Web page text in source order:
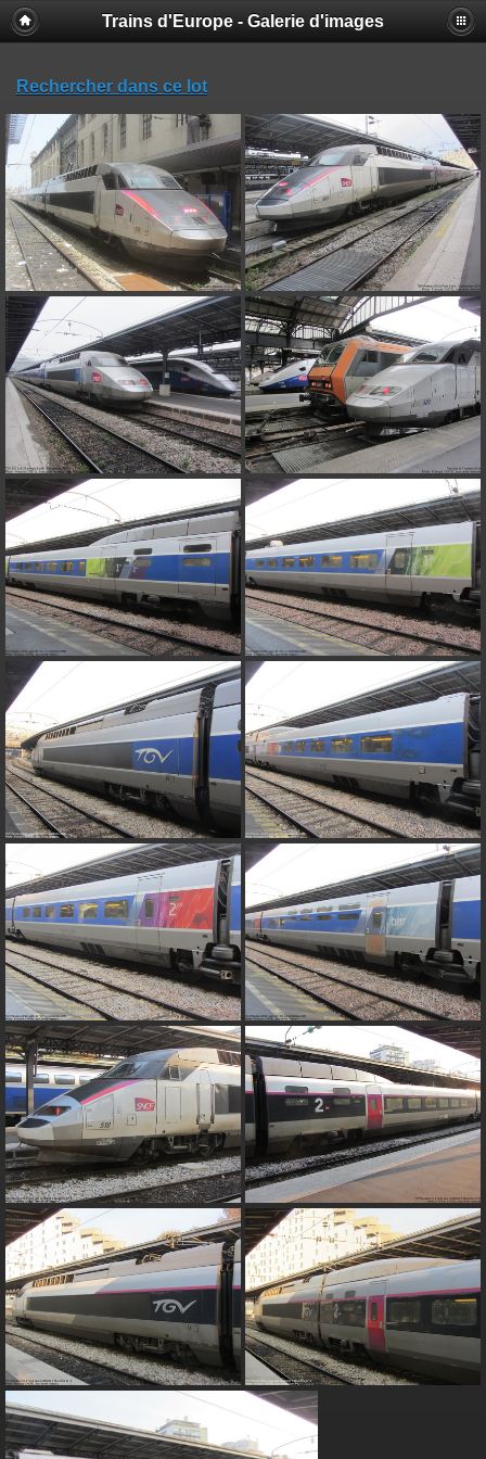
Trains d'Europe - Galerie d'images
Rechercher dans ce lot